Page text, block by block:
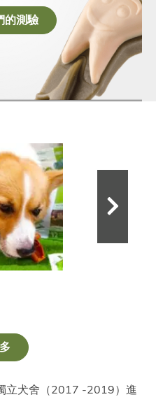
的測驗
立犬舍（2017 -2019）進